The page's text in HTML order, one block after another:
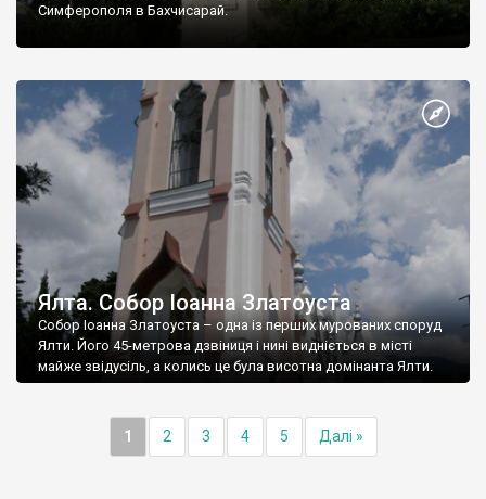
Симферополя в Бахчисарай.
Ялта. Собор Іоанна Златоуста
Собор Іоанна Златоуста – одна із перших мурованих споруд
Ялти. Його 45-метрова дзвіниця і нині видніється в місті
майже звідусіль, а колись це була висотна домінанта Ялти.
1 2 3 4 5 Далі »